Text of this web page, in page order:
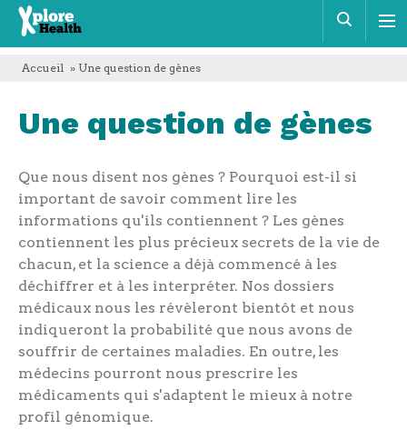
Xplore
Health
Accueil » Une question de gènes
Une question de gènes
Que nous disent nos gènes ? Pourquoi est-il si
important de savoir comment lire les
informations qu'ils contiennent ? Les gènes
contiennent les plus précieux secrets de la vie de
chacun, et la science a déjà commencé à les
déchiffrer et à les interpréter. Nos dossiers
médicaux nous les révèleront bientôt et nous
indiqueront la probabilité que nous avons de
souffrir de certaines maladies. En outre, les
médecins pourront nous prescrire les
médicaments qui s'adaptent le mieux à notre
profil génomique.